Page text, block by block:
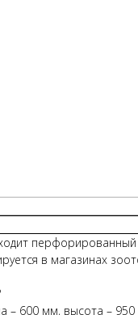
в магазинах
– 600 мм, высота –